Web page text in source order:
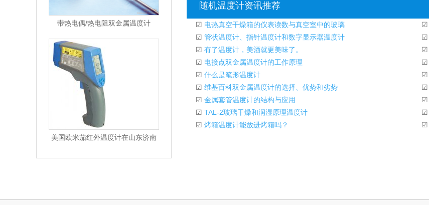
带热电偶/热电阻双金属温度计
美国欧米茄红外温度计在山东济南
随机温度计资讯推荐
☑ 电热真空干燥箱的仪表读数与真空室中的玻璃 ☑
☑ 管状温度计、指针温度计和数字显示器温度计 ☑
☑ 有了温度计，美酒就更美味了。 ☑
☑ 电接点双金属温度计的工作原理 ☑
☑ 什么是笔形温度计 ☑
☑ 维基百科双金属温度计的选择、优势和劣势 ☑
☑ 金属套管温度计的结构与应用 ☑
☑ TAL-2玻璃干燥和润湿原理温度计 ☑
☑ 烤箱温度计能放进烤箱吗？ ☑